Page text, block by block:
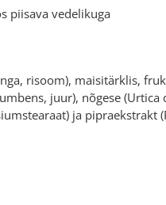
piisava vedelikuga
risoom), maisitärklis,
juur), nõgese
ja